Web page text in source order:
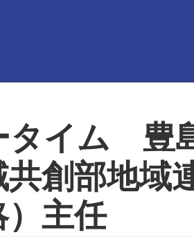
タイム 豊
創部地域
主任